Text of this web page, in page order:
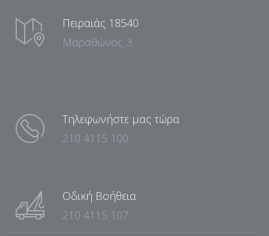
Πειραιάς 18540
Μαραθώνος 3
Τηλεφωνήστε μας τώρα
210 4115 100
Οδική Βοήθεια
210 4115 107